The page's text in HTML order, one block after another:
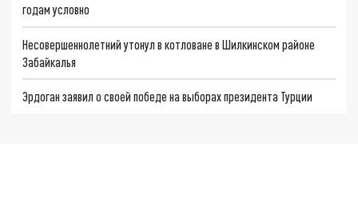
годам условно
Несовершеннолетний утонул в котловане в Шилкинском районе
Забайкалья
Эрдоган заявил о своей победе на выборах президента Турции